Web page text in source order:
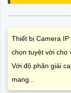
Thiết bị Camera
chọn tuyệt vời cho
Với độ phân giải
mang...